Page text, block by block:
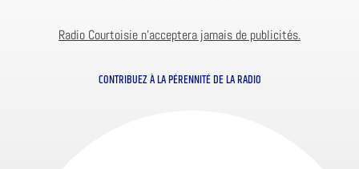
Radio Courtoisie n’acceptera jamais de publicités.
CONTRIBUEZ À LA PÉRENNITÉ DE LA RADIO